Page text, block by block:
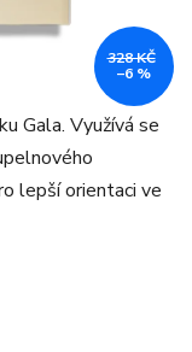
Gala. Využívá se
lepší orientaci ve
328 KČ
–6 %